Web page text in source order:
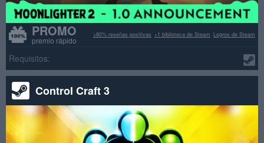
PROMO
premio rápido
Logros de Steam
+1 biblioteca de Steam
>80% reseñas positivas
Requisitos:
Control Craft 3